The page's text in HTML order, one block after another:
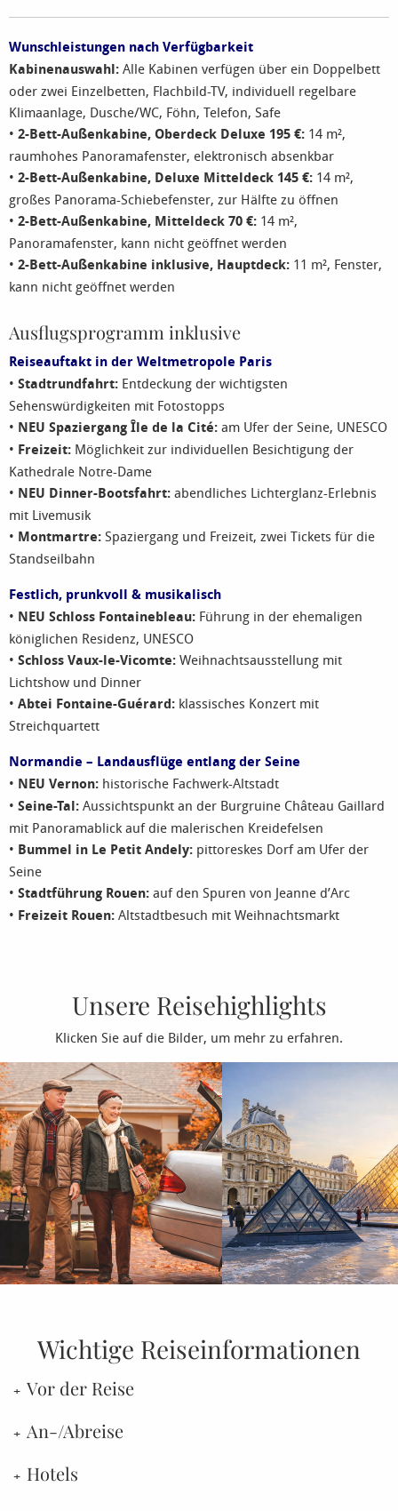
Wunschleistungen nach Verfügbarkeit
Kabinenauswahl: Alle Kabinen verfügen über ein Doppelbett
oder zwei Einzelbetten, Flachbild-TV, individuell regelbare
Klimaanlage, Dusche/WC, Föhn, Telefon, Safe
• 2-Bett-Außenkabine, Oberdeck Deluxe 195 €: 14 m²,
raumhohes Panoramafenster, elektronisch absenkbar
• 2-Bett-Außenkabine, Deluxe Mitteldeck 145 €: 14 m²,
großes Panorama-Schiebefenster, zur Hälfte zu öffnen
• 2-Bett-Außenkabine, Mitteldeck 70 €: 14 m²,
Panoramafenster, kann nicht geöffnet werden
• 2-Bett-Außenkabine inklusive, Hauptdeck: 11 m², Fenster,
kann nicht geöffnet werden
Ausflugsprogramm inklusive
Reiseauftakt in der Weltmetropole Paris
• Stadtrundfahrt: Entdeckung der wichtigsten
Sehenswürdigkeiten mit Fotostopps
• NEU Spaziergang Île de la Cité: am Ufer der Seine, UNESCO
• Freizeit: Möglichkeit zur individuellen Besichtigung der
Kathedrale Notre-Dame
• NEU Dinner-Bootsfahrt: abendliches Lichterglanz-Erlebnis
mit Livemusik
• Montmartre: Spaziergang und Freizeit, zwei Tickets für die
Standseilbahn
Festlich, prunkvoll & musikalisch
• NEU Schloss Fontainebleau: Führung in der ehemaligen
königlichen Residenz, UNESCO
• Schloss Vaux-le-Vicomte: Weihnachtsausstellung mit
Lichtshow und Dinner
• Abtei Fontaine-Guérard: klassisches Konzert mit
Streichquartett
Normandie – Landausflüge entlang der Seine
• NEU Vernon: historische Fachwerk-Altstadt
• Seine-Tal: Aussichtspunkt an der Burgruine Château Gaillard
mit Panoramablick auf die malerischen Kreidefelsen
• Bummel in Le Petit Andely: pittoreskes Dorf am Ufer der
Seine
• Stadtführung Rouen: auf den Spuren von Jeanne d’Arc
• Freizeit Rouen: Altstadtbesuch mit Weihnachtsmarkt
Unsere Reisehighlights
Klicken Sie auf die Bilder, um mehr zu erfahren.
Wichtige Reiseinformationen
Vor der Reise
An-/Abreise
Hotels